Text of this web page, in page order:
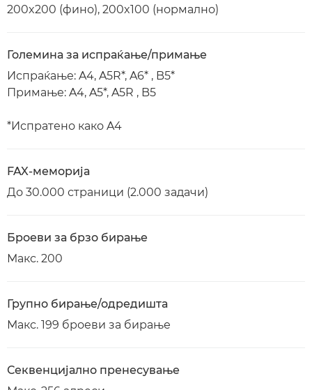
200x200 (фино), 200x100 (нормално)
Големина за испраќање/примање
Испраќање: A4, A5R*, A6* , B5*
Примање: A4, A5*, A5R , B5
*Испратено како A4
FAX-меморија
До 30.000 страници (2.000 задачи)
Броеви за брзо бирање
Макс. 200
Групно бирање/одредишта
Макс. 199 броеви за бирање
Секвенцијално пренесување